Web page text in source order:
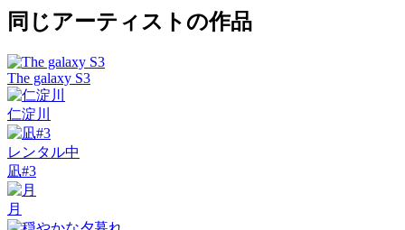
同じアーティストの作品
The galaxy S3
仁淀川
レンタル中
凪#3
月